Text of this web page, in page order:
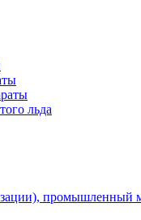
льда
промышленный